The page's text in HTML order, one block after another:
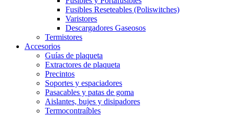
Fusibles Reseteables (Poliswitches)
Varistores
Descargadores Gaseosos
Termistores
Accesorios
Guías de plaqueta
Extractores de plaqueta
Precintos
Soportes y espaciadores
Pasacables y patas de goma
Aislantes, bujes y disipadores
Termocontraíbles